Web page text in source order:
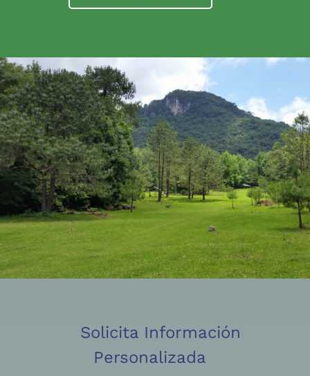
Solicita Información
Personalizada